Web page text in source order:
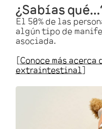
¿Sabías
El 50% de las
algún tipo de
asociada.
[Conoce más
extraintestinal]